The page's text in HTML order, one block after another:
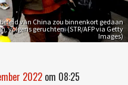
beleid van China zou binnenkort gedaan
volgens geruchten. (STR/AFP via Getty
Images)
2022 om 08:25